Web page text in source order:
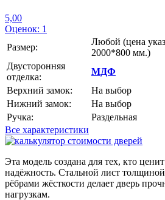
5,00
Оценок: 1
Размер:
Любой (цена
2000*800 мм.)
Двусторонняя
отделка:
МДФ
Верхний замок:
На выбор
Нижний замок:
На выбор
Ручка:
Раздельная
Все характеристики
Эта модель создана для тех, кто
надёжность. Стальной лист
рёбрами жёсткости делает дверь
нагрузкам.